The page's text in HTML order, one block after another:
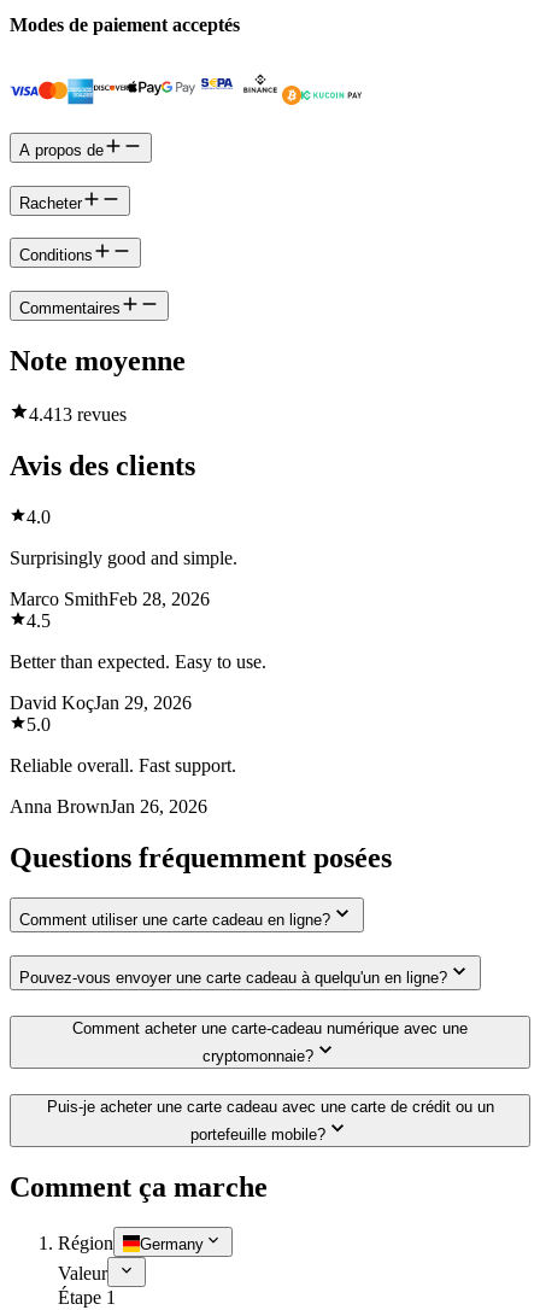
Modes de paiement acceptés
A propos de
Racheter
Conditions
Commentaires
Note moyenne
4.413 revues
Avis des clients
4.0
Surprisingly good and simple.
Marco SmithFeb 28, 2026
4.5
Better than expected. Easy to use.
David KoçJan 29, 2026
5.0
Reliable overall. Fast support.
Anna BrownJan 26, 2026
Questions fréquemment posées
Comment utiliser une carte cadeau en ligne?
Pouvez-vous envoyer une carte cadeau à quelqu'un en ligne?
Comment acheter une carte-cadeau numérique avec une
cryptomonnaie?
Puis-je acheter une carte cadeau avec une carte de crédit ou un
portefeuille mobile?
Comment ça marche
Région Germany
Valeur
Étape 1